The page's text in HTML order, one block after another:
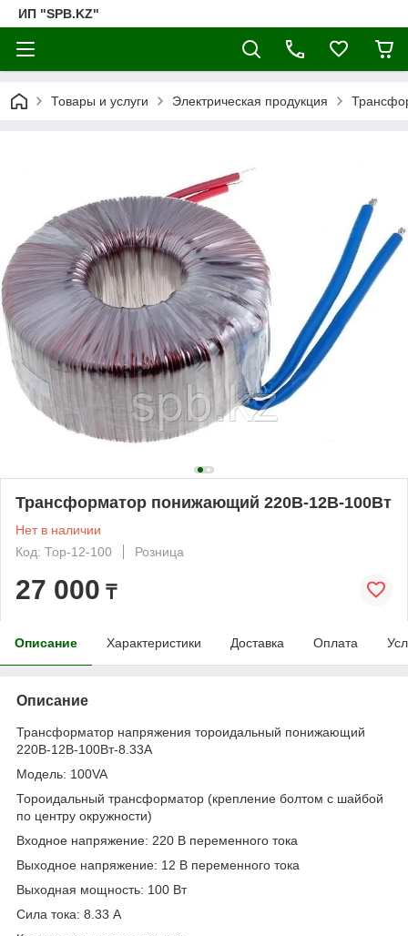
ИП "SPB.KZ"
Товары и услуги Электрическая продукция
Трансформатор понижающий 220В-12В-100Вт
Нет в наличии
Код: Тор-12-100
Розница
27 000 ₸
Описание Характеристики Доставка Оплата
Описание
Трансформатор напряжения тороидальный понижающий
220В-12В-100Вт-8.33А
Модель: 100VA
Тороидальный трансформатор (крепление болтом с шайбой
по центру окружности)
Входное напряжение: 220 В переменного тока
Выходное напряжение: 12 В переменного тока
Выходная мощность: 100 Вт
Сила тока: 8.33 А